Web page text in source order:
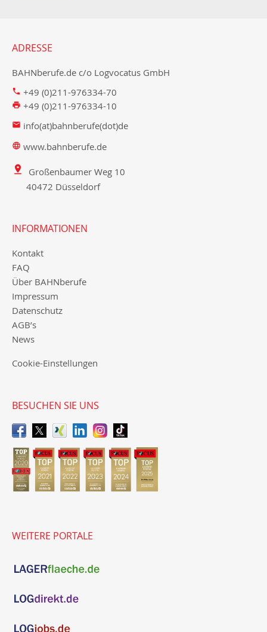
ADRESSE
BAHNberufe.de c/o Logvocatus GmbH
+49 (0)211-976334-70
+49 (0)211-976334-10
info(at)bahnberufe(dot)de
www.bahnberufe.de
Großenbaumer Weg 10
40472 Düsseldorf
INFORMATIONEN
Kontakt
FAQ
Über BAHNberufe
Impressum
Datenschutz
AGB’s
News
Cookie-Einstellungen
BESUCHEN SIE UNS
WEITERE PORTALE